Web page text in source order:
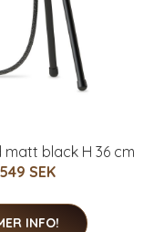
matt black H 36 cm
549 SEK
INFO!